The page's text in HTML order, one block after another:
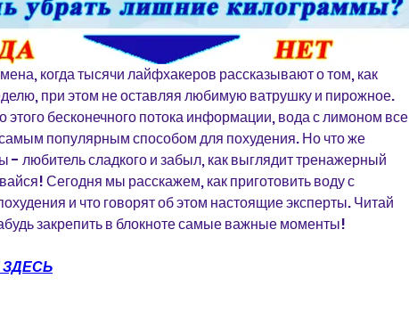
когда тысячи лайфхакеров рассказывают о том, как
при этом не оставляя любимую ватрушку и пирожное.
этого бесконечного потока информации, вода с лимоном все
популярным способом для похудения. Но что же
- любитель сладкого и забыл, как выглядит тренажерный
Сегодня мы расскажем, как приготовить воду с
и что говорят об этом настоящие эксперты. Читай
закрепить в блокноте самые важные моменты!